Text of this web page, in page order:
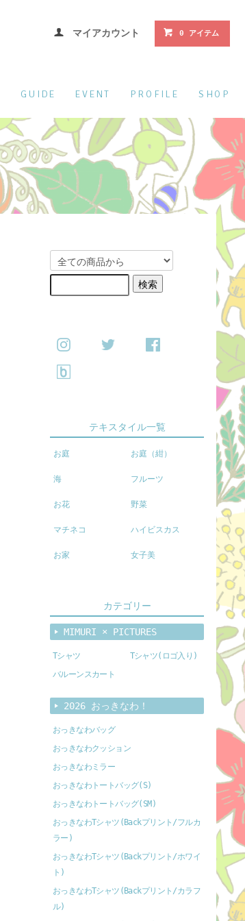
マイアカウント 0 アイテム
SHOP
PROFILE
EVENT
GUIDE
テキスタイル一覧
お庭 お庭（紺）
海 フルーツ
お花 野菜
マチネコ ハイビスカス
お家 女子美
カテゴリー
MIMURI × PICTURES
Tシャツ
Tシャツ(ロゴ入り)
バルーンスカート
2026 おっきなわ！
おっきなわバッグ
おっきなわクッション
おっきなわミラー
おっきなわトートバッグ(S)
おっきなわトートバッグ(SM)
おっきなわTシャツ(Backプリント/フルカ
ラー)
おっきなわTシャツ(Backプリント/ホワイ
ト)
おっきなわTシャツ(Backプリント/カラフ
ル)